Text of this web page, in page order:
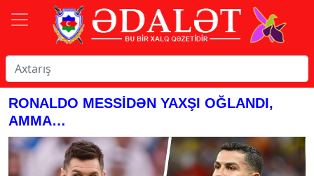
RONALDO MESSİDƏN YAXŞI OĞLANDI,
AMMA…